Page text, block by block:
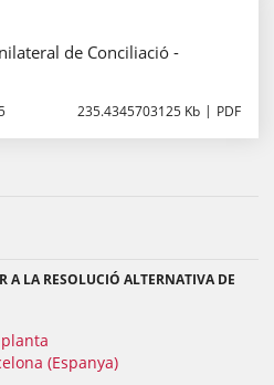
de Conciliació -
235.4345703125 Kb PDF
A LA RESOLUCIÓ ALTERNATIVA DE
(Espanya)